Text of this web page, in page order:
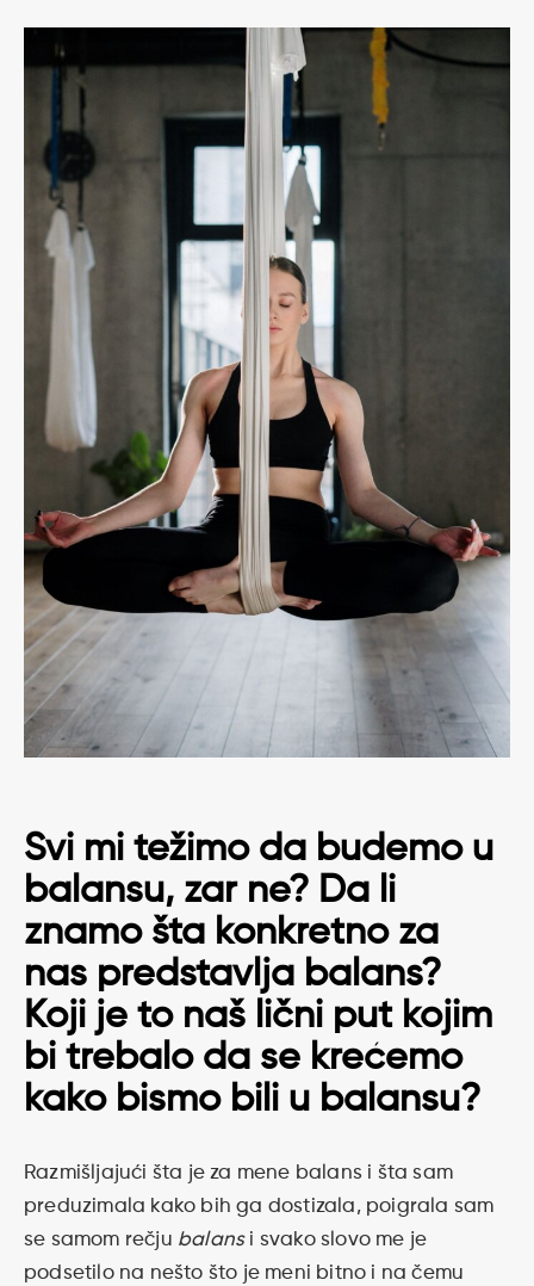
Svi mi težimo da budemo u
balansu, zar ne? Da li
znamo šta konkretno za
nas predstavlja balans?
Koji je to naš lični put kojim
bi trebalo da se krećemo
kako bismo bili u balansu?
Razmišljajući šta je za mene balans i šta sam
preduzimala kako bih ga dostizala, poigrala sam
se samom rečju balansi svako slovo me je
podsetilo na nešto što je meni bitno i na čemu